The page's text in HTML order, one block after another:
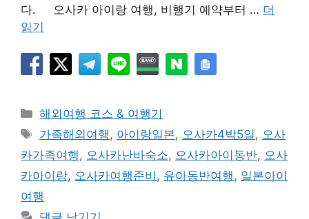
다. 오사카 아이랑 여행, 비행기 예약부터 … 더
읽기
카
테
리
해외여행 코스 & 여행기
태
그
가족해외여행, 아이랑일본, 오사카4박5일, 오사
카가족여행, 오사카난바숙소, 오사카아이동반, 오사
카아이랑, 오사카여행준비 , 유아동반여행, 일본아이
여행